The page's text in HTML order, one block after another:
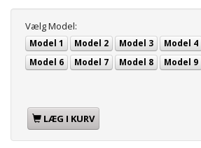
VælgModel:
Model 1 Model 2 Model 3 Model 4
Model 6
Model 7 Model 8 Model 9
LÆG I KURV